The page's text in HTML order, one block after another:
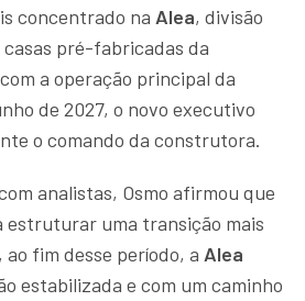
concentrado na Alea, divisão
pré-fabricadas da
a operação principal da
de 2027, o novo executivo
o comando da construtora.
analistas, Osmo afirmou que
estruturar uma transição mais
fim desse período, a Alea
estabilizada e com um caminho